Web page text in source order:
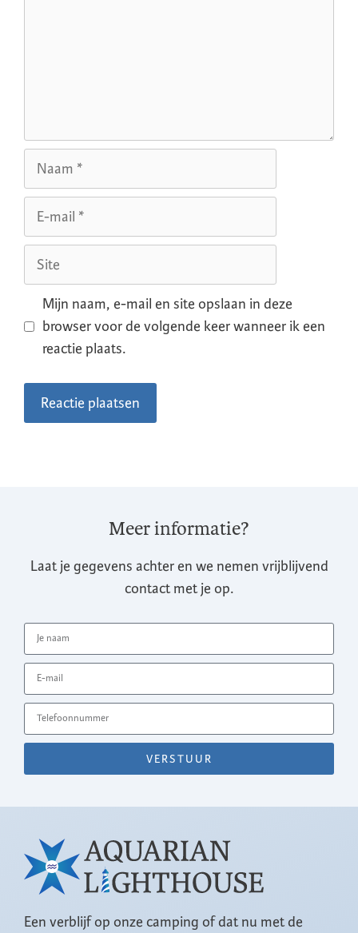
Mijn naam, e-mail en site opslaan in deze
browser voor de volgende keer wanneer ik een
reactie plaats.
Meer informatie?
Laat je gegevens achter en we nemen vrijblijvend
contact met je op.
VERSTUUR
Een verblijf op onze camping of dat nu met de